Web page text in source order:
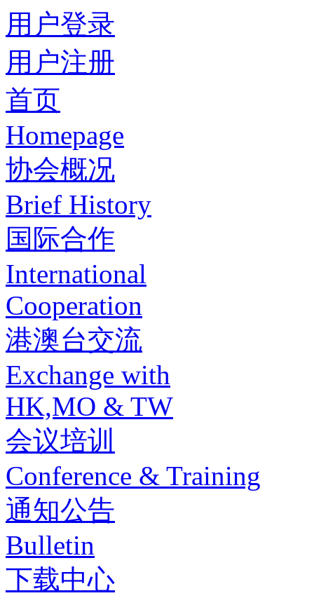
用户登录
用户注册
首页
Homepage
协会概况
Brief History
国际合作
International
Cooperation
港澳台交流
Exchange with
HK,MO & TW
会议培训
Conference & Training
通知公告
Bulletin
下载中心